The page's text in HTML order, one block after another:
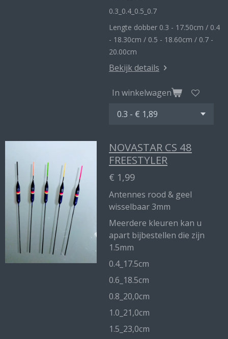
0.3_ 0.4_ 0.5_0.7
Lengte dobber 0.3 - 17.50cm / 0.4
- 18.30cm / 0.5 - 18.60cm / 0.7 -
20.00cm
Bekijk details
In winkelwagen
NOVASTAR CS 48
FREESTYLER
€ 1,99
Antennes rood & geel
wisselbaar 3mm
Meerdere kleuren kan u
apart bijbestellen die zijn
1.5mm
0.4_17.5cm
0.6_18.5cm
0.8_20,0cm
1.0_21,0cm
1.5_23,0cm